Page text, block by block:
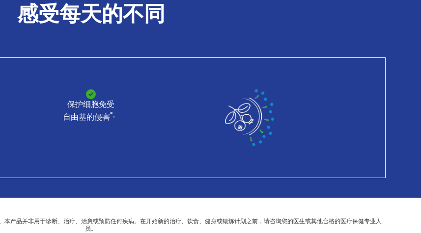
感受每天的不同
保护细胞免受
自由基的侵害*。
产品并非用于诊断、治疗、治愈或预防任何疾病。在开始新的治疗、饮食、健身或锻炼计划之前，请咨询您的医生或其他合格的医疗保健专业人
员。